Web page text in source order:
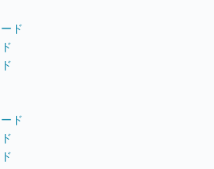
ド
ド